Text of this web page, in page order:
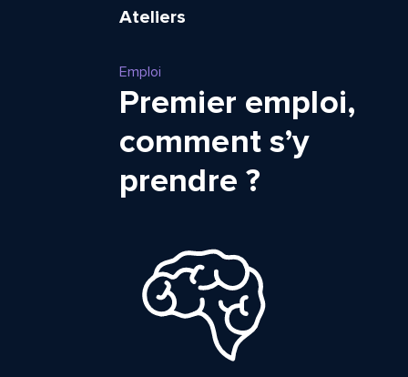
Ateliers
Emploi
Premier emploi,
comment s’y
prendre ?